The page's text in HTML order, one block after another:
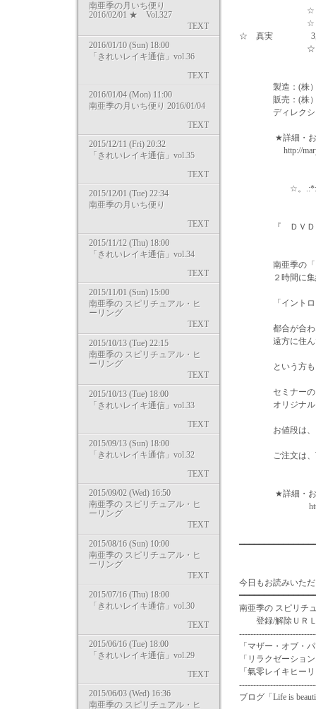
南亜季の月いち便り
2016/02/01 ★ Vol.327
TEXT
2016/01/10 (Sun) 18:00
「きれいレイキ通信」vol.36
TEXT
2016/01/04 (Mon) 11:00
南亜季の月いち便り 2016/01/04
TEXT
2015/12/11 (Fri) 20:32
「きれいレイキ通信」vol.35
TEXT
2015/12/01 (Tue) 22:34
南亜季の月いち便り
TEXT
2015/11/12 (Thu) 18:00
「きれいレイキ通信」vol.34
TEXT
2015/11/01 (Sun) 15:00
南亜季の スピリチュアル・ヒ
ーリング
TEXT
2015/10/13 (Tue) 22:15
南亜季の スピリチュアル・ヒ
ーリング
TEXT
2015/10/13 (Tue) 18:00
「きれいレイキ通信」vol.33
TEXT
2015/09/13 (Sun) 18:00
「きれいレイキ通信」vol.32
TEXT
2015/09/02 (Wed) 16:50
南亜季の スピリチュアル・ヒ
ーリング
TEXT
2015/08/16 (Sun) 10:00
南亜季の スピリチュアル・ヒ
ーリング
TEXT
2015/07/16 (Thu) 18:00
「きれいレイキ通信」vol.30
TEXT
2015/06/16 (Tue) 18:00
「きれいレイキ通信」vol.29
TEXT
2015/06/03 (Wed) 16:36
南亜季の スピリチュアル・ヒ
☆ 浄化
☆ アバンダ
☆ 真実 3,909
☆ 癒やし
製造：(株）マ
販売：(株）Ｋ
ディレクショ
★詳細・お申
http://
☆。.:*:・゜★
『 ＤＶＤ ヒ
南亜季の「ヒー
２時間に集約さ
「イントロダク
都合が合わ
遠方に住んで
という方も、ご
セミナーのＤ
オリジナルブレ
お値段は、１２
ご注文は、下記
★詳細・お申
http://
今日もお読みいた
南亜季の スピリチ
登録/解除ＵＲＬ
「マザー・オ
「リラクゼーショ
「氣零レイキヒ
ブログ「Life is